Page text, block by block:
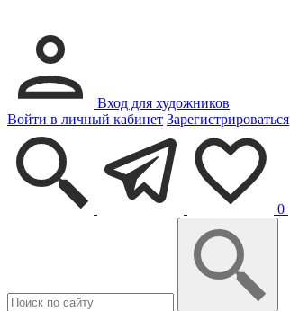
Вход для художников
Войти в личный кабинет Зарегистрироваться
0